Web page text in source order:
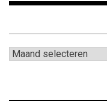
Archieven